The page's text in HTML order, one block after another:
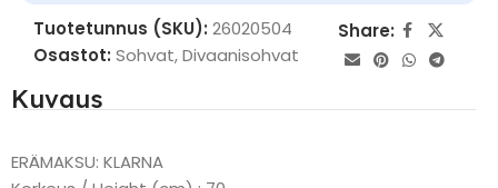
Tuotetunnus (SKU): 26020504
Osastot: Sohvat,Divaanisohvat
Share:
Kuvaus
ERÄMAKSU: KLARNA